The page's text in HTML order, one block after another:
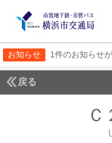
お知らせ 1件のお知らせ
戻る
Ｃ